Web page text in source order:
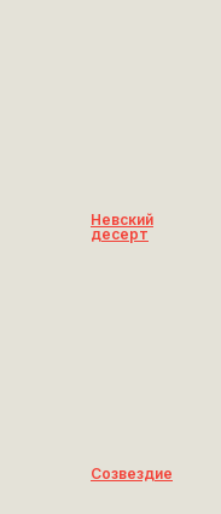
Созвездие
Невский
десерт